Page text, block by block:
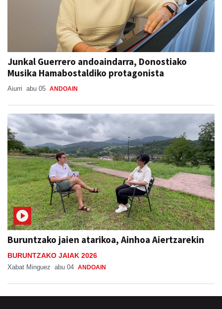
Junkal Guerrero andoaindarra, Donostiako
Musika Hamabostaldiko protagonista
Aiurri abu 05 ANDOAIN
Buruntzako jaien atarikoa, Ainhoa Aiertzarekin
BURUNTZAKO JAIAK 2026
Xabat Minguez abu 04 ANDOAIN